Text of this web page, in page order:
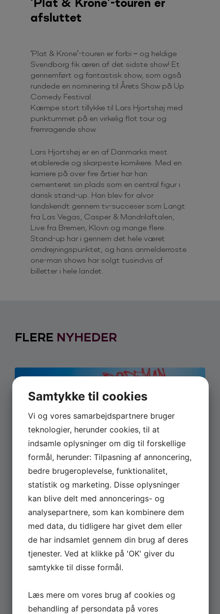
afsluttet
‘Plat & Krone’-touren er forbi – og heldige
Svendborg fik æren af det sidste show! Et
gennemført og fantastisk show, som også
rundede en nominering til Årets Show på Up
Comedy Festival.
Kæmpe stort tillykke til Lars Hjortshøj med
punktummet på en virkelig flot tour og
fremragende show.
Lars Hjortshøj er en af Danmarks mest
etablerede og skarpeste komikere. Med en
karriere på over fire årtier har han
cementeret sin plads som en central figur i
dansk stand-up. Han blev for alvor
landskendt gennem tv-succeser som Langt
fra Las Vegas, Casper & Mandrilaftalen,
Live fra Bremen, Klovn og mange flere.
Stand-up har i gennem det hele været
omdrejningspunktet, og hans anmelderroste
one-man shows har solgt tusindvis af
billetter i hele landet.
FLERE NYHEDER
David Minerbas show ‘ Dopeman’
er nu på TV 2 Play
David Minerba har i 2026 været rundt med sit stand-
up show ‘Dopeman’ – og nu kan showet altså endelig
ses på TV 2 Play. Du kan streame showet allerede nu
lige her. Her kan du opleve David Minerba tage
publikum med ind i sit liv som komiker og rapper med
ærlige og sjove fortællinger om […]
Læs mere
Samtykke til cookies
Vi og vores samarbejdspartnere bruger
teknologier, herunder cookies, til at
indsamle oplysninger om dig til forskellige
formål, herunder: Tilpasning af annoncering,
bedre brugeroplevelse, funktionalitet,
statistik og marketing. Disse oplysninger
kan blive delt med annoncerings- og
analysepartnere, som kan kombinere dem
med data, du tidligere har givet dem eller
de har indsamlet gennem din brug af deres
tjenester. Ved at klikke på 'OK' giver du
samtykke til disse formål.
Læs mere om vores brug af cookies og
behandling af persondata på vores